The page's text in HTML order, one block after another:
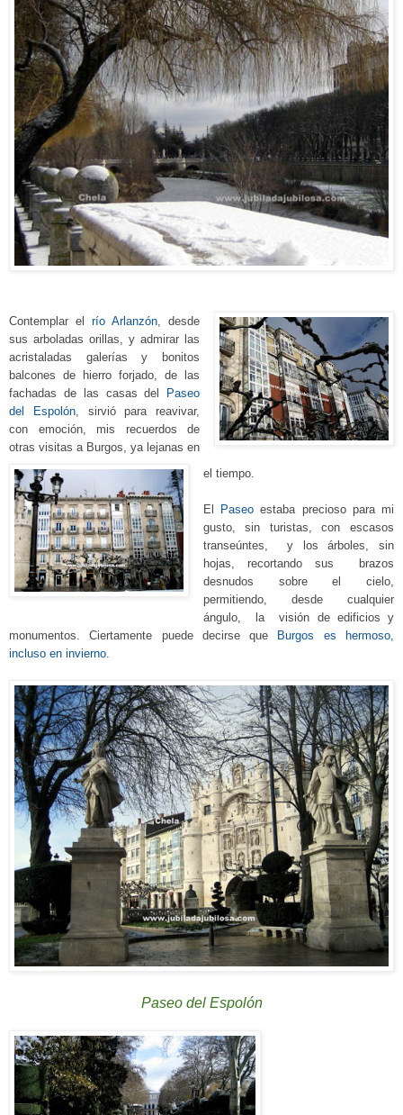
Contemplar elrío Arlanzón , desde
sus arboladas orillas, y admirar las
acristaladas galerías y bonitos
balcones de hierro forjado, de las
fachadas de las casas del Paseo
del Espolón, sirvió para reavivar,
con emoción, mis recuerdos de
otras visitas a Burgos, ya lejanas en
el tiempo.
El Paseoestaba precioso para mi
gusto, sin turistas, con escasos
transeúntes, y los árboles, sin
hojas, recortando sus brazos
desnudos sobre el cielo,
permitiendo, desde cualquier
ángulo, la visión de edificios y
monumentos. Ciertamente puede decirse que
Burgos es hermoso,
incluso en invierno.
Paseo del Espolón